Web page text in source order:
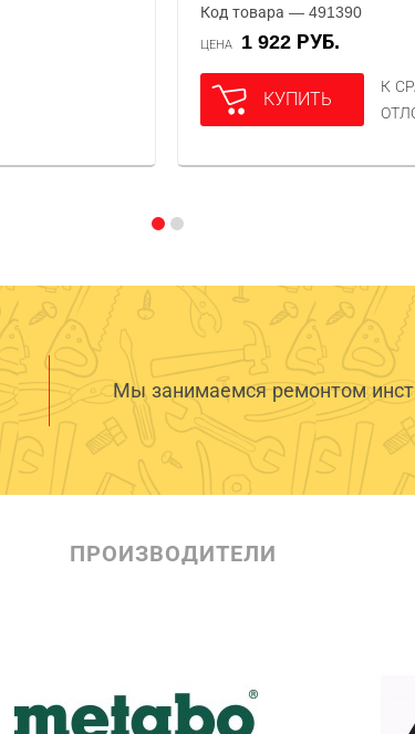
Код товара — 491390
ЦЕНА 1 922 РУБ.
КУПИТЬ
К
Мы занимаемся ремонтом
ПРОИЗВОДИТЕЛИ